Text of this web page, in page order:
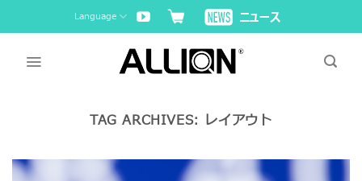
to
Language
TAG ARCHIVES: レイアウト